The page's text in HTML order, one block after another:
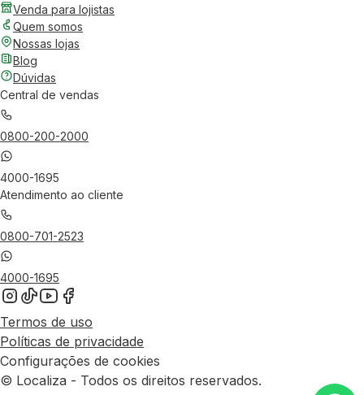
Venda para lojistas
Quem somos
Nossas lojas
Blog
Dúvidas
Central de vendas
0800-200-2000
4000-1695
Atendimento ao cliente
0800-701-2523
4000-1695
Termos de uso
Políticas de privacidade
Configurações de cookies
© Localiza - Todos os direitos reservados.